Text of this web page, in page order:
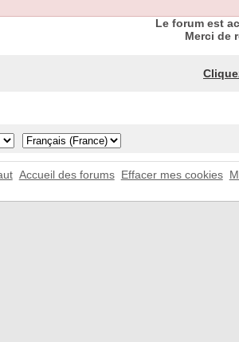
Le forum est
Merci de
Accueil des forums Effacer mes cookies